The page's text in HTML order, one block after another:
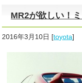
MR2が欲しい！
2016年3月10日 [toyota]